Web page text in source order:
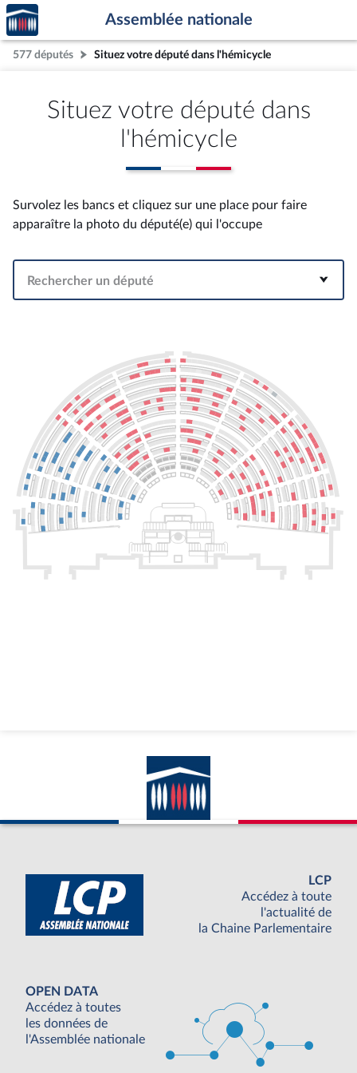
Aller au contenu
Aller en bas de la page
Accèder
à la
page
d'accueil
Assemblée nationale
577 députés Situez votre député dans l'hémicycle
Situez votre député dans
l'hémicycle
Survolez les bancs et cliquez sur une place pour faire
apparaître la photo du député(e) qui l'occupe
Rechercher un député
LCP
Accédez à toute
l'actualité de
la Chaine Parlementaire
OPEN DATA
Accédez à toutes
les données de
l'Assemblée nationale